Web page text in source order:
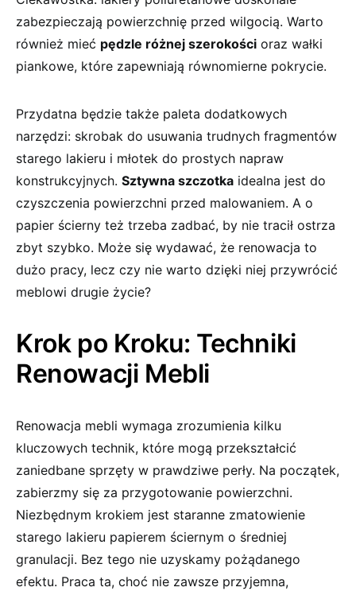
zabezpieczają powierzchnię przed wilgocią. Warto
również mieć pędzle różnej szerokości oraz wałki
piankowe, które zapewniają równomierne pokrycie.
Przydatna będzie⁤ także paleta dodatkowych
narzędzi: skrobak do ⁣usuwania trudnych​ fragmentów
starego⁢ lakieru i ⁢młotek do prostych‍ napraw
konstrukcyjnych. Sztywna szczotka idealna jest do
czyszczenia​ powierzchni ​przed malowaniem. ‍A o‍
papier ścierny też trzeba zadbać, by nie tracił ostrza
‌zbyt ⁣szybko. Może się wydawać, ⁢że⁢ renowacja to
dużo ⁢pracy, lecz ⁣czy nie ⁣warto dzięki niej przywrócić
meblowi drugie życie?
Krok po Kroku: Techniki
Renowacji Mebli
Renowacja mebli wymaga zrozumienia ‌kilku
kluczowych technik, które mogą przekształcić
zaniedbane sprzęty w prawdziwe perły. Na‍ początek,
zabierzmy się za przygotowanie powierzchni.
Niezbędnym krokiem jest staranne zmatowienie
starego lakieru papierem ⁤ściernym o średniej
granulacji.‍ Bez​ tego nie uzyskamy pożądanego
efektu. Praca ta,⁤ choć nie zawsze ‌przyjemna,